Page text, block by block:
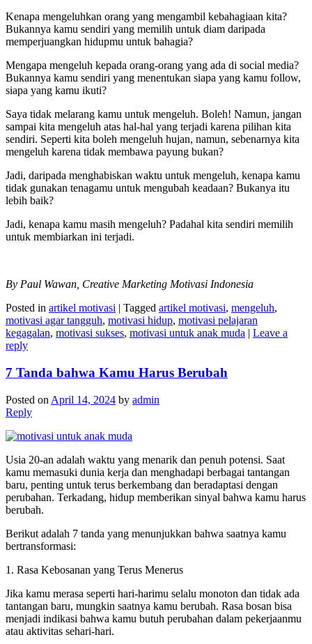
Kenapa mengeluhkan orang yang mengambil kebahagiaan kita?
Bukannya kamu sendiri yang memilih untuk diam daripada
memperjuangkan hidupmu untuk bahagia?
Mengapa mengeluh kepada orang-orang yang ada di social media?
Bukannya kamu sendiri yang menentukan siapa yang kamu follow,
siapa yang kamu ikuti?
Saya tidak melarang kamu untuk mengeluh. Boleh! Namun, jangan
sampai kita mengeluh atas hal-hal yang terjadi karena pilihan kita
sendiri. Seperti kita boleh mengeluh hujan, namun, sebenarnya kita
mengeluh karena tidak membawa payung bukan?
Jadi, daripada menghabiskan waktu untuk mengeluh, kenapa kamu
tidak gunakan tenagamu untuk mengubah keadaan? Bukanya itu
lebih baik?
Jadi, kenapa kamu masih mengeluh? Padahal kita sendiri memilih
untuk membiarkan ini terjadi.
By Paul Wawan, Creative Marketing Motivasi Indonesia
Posted in artikel motivasi | Tagged artikel motivasi, mengeluh,
motivasi agar tangguh, motivasi hidup, motivasi pelajaran
kegagalan, motivasi sukses, motivasi untuk anak muda | Leave a
reply
7 Tanda bahwa Kamu Harus Berubah
Posted on April 14, 2024 by admin
Reply
Usia 20-an adalah waktu yang menarik dan penuh potensi. Saat
kamu memasuki dunia kerja dan menghadapi berbagai tantangan
baru, penting untuk terus berkembang dan beradaptasi dengan
perubahan. Terkadang, hidup memberikan sinyal bahwa kamu harus
berubah.
Berikut adalah 7 tanda yang menunjukkan bahwa saatnya kamu
bertransformasi:
1. Rasa Kebosanan yang Terus Menerus
Jika kamu merasa seperti hari-harimu selalu monoton dan tidak ada
tantangan baru, mungkin saatnya kamu berubah. Rasa bosan bisa
menjadi indikasi bahwa kamu butuh perubahan dalam pekerjaanmu
atau aktivitas sehari-hari.